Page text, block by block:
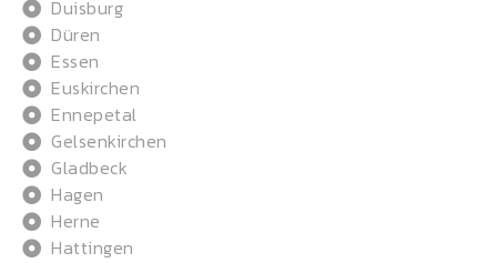
Duisburg
Düren
Essen
Euskirchen
Ennepetal
Gelsenkirchen
Gladbeck
Hagen
Herne
Hattingen